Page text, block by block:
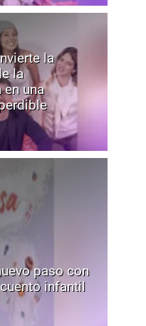
la
la
una
paso con
infantil